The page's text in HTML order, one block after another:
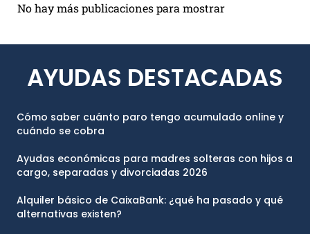
No hay más publicaciones para mostrar
Cómo saber cuánto paro tengo acumulado online y
cuándo se cobra
Ayudas económicas para madres solteras con hijos a
cargo, separadas y divorciadas 2026
Alquiler básico de CaixaBank: ¿qué ha pasado y qué
alternativas existen?
AYUDAS DESTACADAS